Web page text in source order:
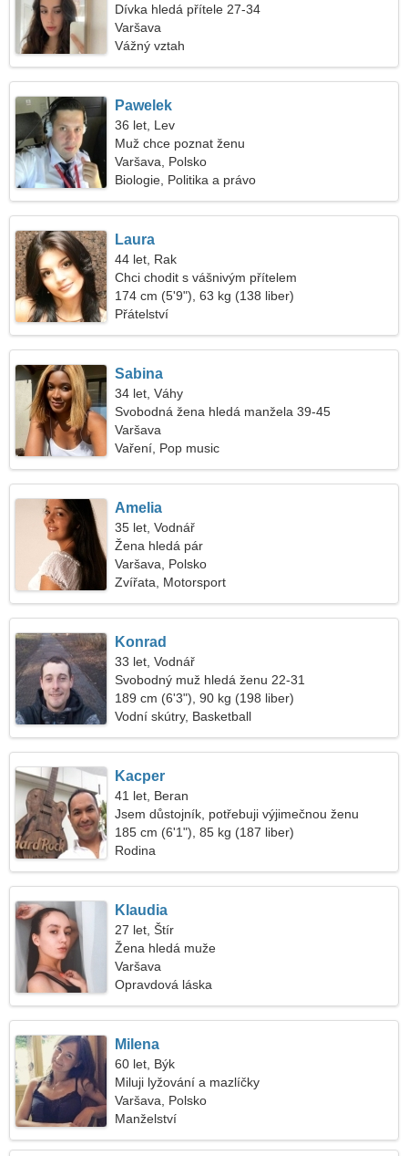
Dívka hledá přítele 27-34
Varšava
Vážný vztah
Pawelek
36 let, Lev
Muž chce poznat ženu
Varšava, Polsko
Biologie, Politika a právo
Laura
44 let, Rak
Chci chodit s vášnivým přítelem
174 cm (5'9"), 63 kg (138 liber)
Přátelství
Sabina
34 let, Váhy
Svobodná žena hledá manžela 39-45
Varšava
Vaření, Pop music
Amelia
35 let, Vodnář
Žena hledá pár
Varšava, Polsko
Zvířata, Motorsport
Konrad
33 let, Vodnář
Svobodný muž hledá ženu 22-31
189 cm (6'3"), 90 kg (198 liber)
Vodní skútry, Basketball
Kacper
41 let, Beran
Jsem důstojník, potřebuji výjimečnou ženu
185 cm (6'1"), 85 kg (187 liber)
Rodina
Klaudia
27 let, Štír
Žena hledá muže
Varšava
Opravdová láska
Milena
60 let, Býk
Miluji lyžování a mazlíčky
Varšava, Polsko
Manželství